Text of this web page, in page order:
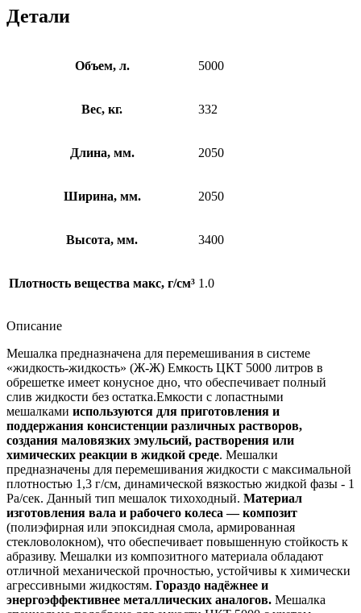
Детали
Объем, л. 5000
Вес, кг. 332
Длина, мм. 2050
Ширина, мм. 2050
Высота, мм. 3400
Плотность вещества макс, г/см³ 1.0
Описание
Мешалка предназначена для перемешивания в системе
«жидкость-жидкость» (Ж-Ж) Емкость ЦКТ 5000 литров в
обрешетке имеет конусное дно, что обеспечивает полный
слив жидкости без остатка.Емкости с лопастными
мешалками используются для приготовления и
поддержания консистенции различных растворов,
создания маловязких эмульсий, растворения или
химических реакции в жидкой среде. Мешалки
предназначены для перемешивания жидкости с максимальной
плотностью 1,3 г/см, динамической вязкостью жидкой фазы ‐ 1
Ра/сек. Данный тип мешалок тихоходный. Материал
изготовления вала и рабочего колеса — композит
(полиэфирная или эпоксидная смола, армированная
стекловолокном), что обеспечивает повышенную стойкость к
абразиву. Мешалки из композитного материала обладают
отличной механической прочностью, устойчивы к химически
агрессивными жидкостям. Гораздо надёжнее и
энергоэффективнее металлических аналогов. Мешалка